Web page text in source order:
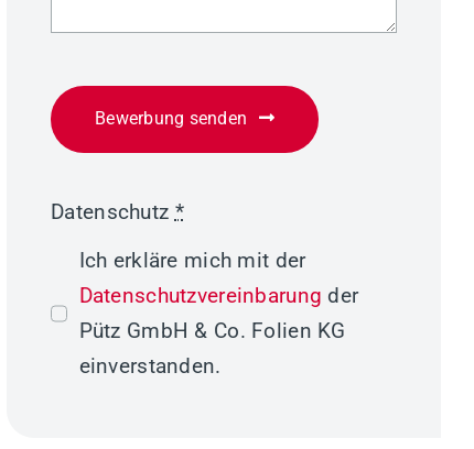
Bewerbung senden
Datenschutz *
Ich erkläre mich mit der
Datenschutzvereinbarung der
Pütz GmbH & Co. Folien KG
einverstanden.